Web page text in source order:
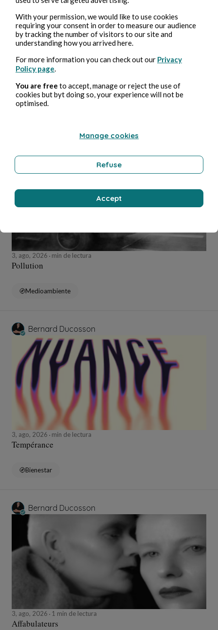
Bisou
3, ago, 2026 min de lectura
Pollution
Medioambiente
Bernard Ducosson
3, ago, 2026 min de lectura
Tempérance
Bienestar
Bernard Ducosson
3, ago, 2026 1 min de lectura
Affabulateurs
With your permission, we would like to use cookies
requiring your consent in order to measure our audience
by tracking the number of visitors to our site and
understanding how you arrived here.
For more information you can check out our Privacy
Policy page
You are free to accept, manage or reject the use of
cookies but byt doing so, your experience will not be
optimised.
Manage cookies
Refuse
Accept